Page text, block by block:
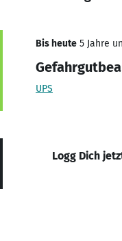
Bis heute 5 Jahre
UPS
Logg Dich